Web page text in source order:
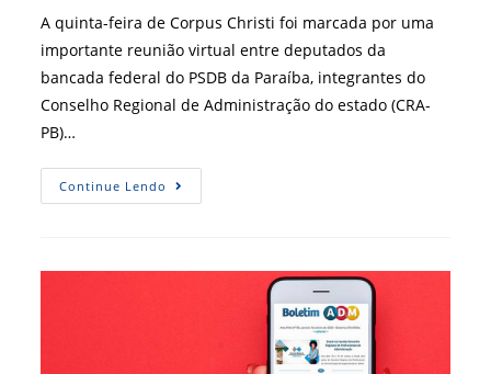
post:
A quinta-feira de Corpus Christi foi marcada por uma
importante reunião virtual entre deputados da
bancada federal do PSDB da Paraíba, integrantes do
Conselho Regional de Administração do estado (CRA-
PB)…
Continue Lendo Parlamentares
Paraibanos